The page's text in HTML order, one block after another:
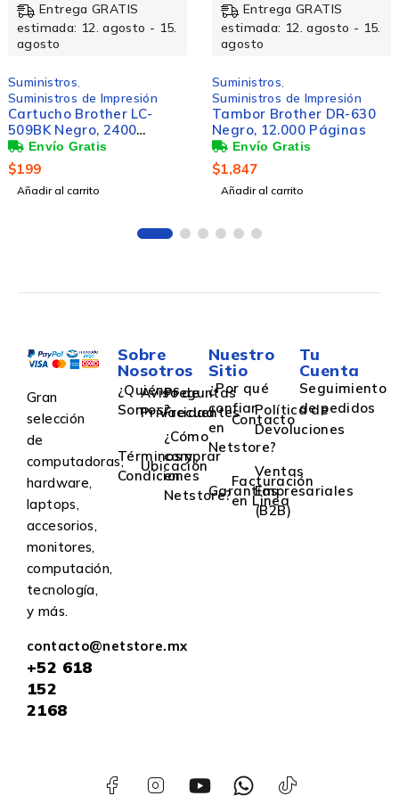
Entrega GRATIS
estimada: 12. agosto - 15.
agosto
Suministros
Suministros de Impresión
Tambor Brother DR-630
Negro, 12.000 Páginas
$1,847
Añadir al carrito
Entrega GRATIS
estimada: 12. agosto -
agosto
Suministros
Suministros de Impresión
Cartucho Brother LC-
505M Magenta, 1300
Páginas
$198
Añadir al carrito
Gran
selección
de
computadoras,
hardware,
laptops,
accesorios,
monitores,
computación,
tecnología,
y más.
contacto@netstore.mx
+52 618
152
2168
Sobre
Nosotros
¿Quiénes
Somos?
Aviso de
Privacidad
Preguntas
Frecuentes
Términos y
Condiciones
Ubicación
¿Cómo
comprar
en
Netstore?
Nuestro
Sitio
¿Por qué
confiar
en
Netstore?
Contacto
Política de
Devoluciones
Garantías
Facturación
en Linea
Ventas
Empresariales
(B2B)
Tu
Cuenta
Seguimiento
de pedidos